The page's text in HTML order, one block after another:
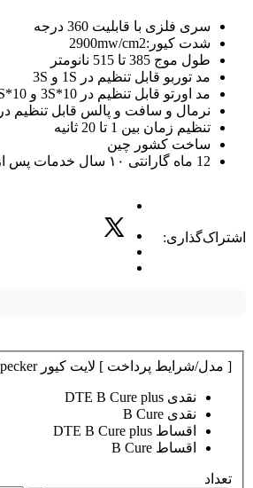
سری فلزی با قابلیت 360 درجه
شدت کیور:2900mw/cm2
طول موج 385 تا 515 نانومتر
مد توربو قابل تنظیم در 1S و 3S
مد اورتو قابل تنظیم در 3S*10 و 5S*10
نرمال و سافت و پالس قابل تنظیم در 20،15،10،5 ثانیه
تنظیم زمان بین 1 تا 20 ثانیه
ساخت کشور چین
12 ماه گارانتی ۱۰ سال خدمات پس از فروش
اشتراک‌گذاری:
[ مدل/شرایط پرداخت ] لایت کیور Woodpecker:
نقدی DTE B Cure plus
نقدی B Cure
اقساط DTE B Cure plus
اقساط B Cure
تعداد